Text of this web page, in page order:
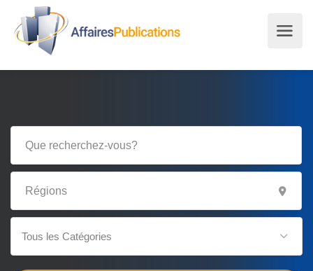
Tous les Catégories